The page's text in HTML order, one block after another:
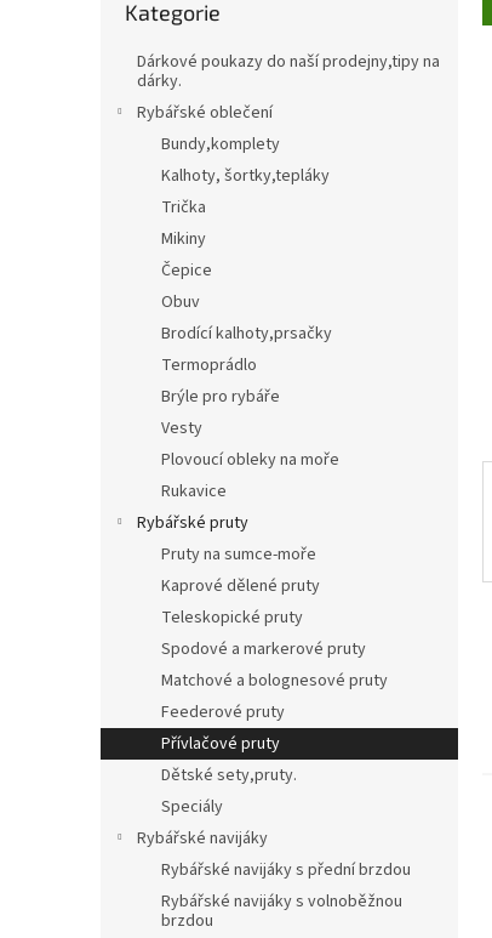
Třpytky,plandavky,Spinnerbaity,Spintaily
kategorie
Kategorie
Dárkové poukazy do naší prodejny,tipy na
dárky.
Rybářské oblečení
Bundy,komplety
Kalhoty, šortky,tepláky
Trička
Mikiny
Čepice
Obuv
Brodící kalhoty,prsačky
Termoprádlo
Brýle pro rybáře
Vesty
Plovoucí obleky na moře
Rukavice
Rybářské pruty
Pruty na sumce-moře
Kaprové dělené pruty
Teleskopické pruty
Spodové a markerové pruty
Matchové a bolognesové pruty
Feederové pruty
Přívlačové pruty
Dětské sety,pruty.
Speciály
Rybářské navijáky
Rybářské navijáky s přední brzdou
Rybářské navijáky s volnoběžnou
brzdou